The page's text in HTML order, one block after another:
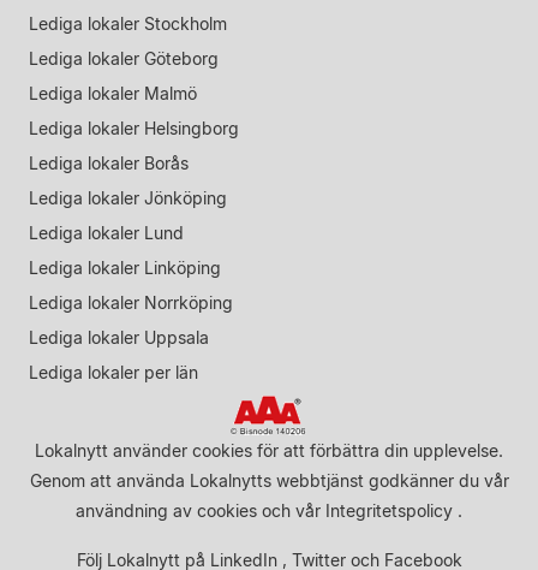
Lediga lokaler Stockholm
Lediga lokaler Göteborg
Lediga lokaler Malmö
Lediga lokaler Helsingborg
Lediga lokaler Borås
Lediga lokaler Jönköping
Lediga lokaler Lund
Lediga lokaler Linköping
Lediga lokaler Norrköping
Lediga lokaler Uppsala
Lediga lokaler per län
Lokalnytt använder cookies för att förbättra din upplevelse.
Genom att använda Lokalnytts webbtjänst godkänner du vår
användning av cookies och vår Integritetspolicy .
Följ Lokalnytt på LinkedIn, Twitteroch Facebook